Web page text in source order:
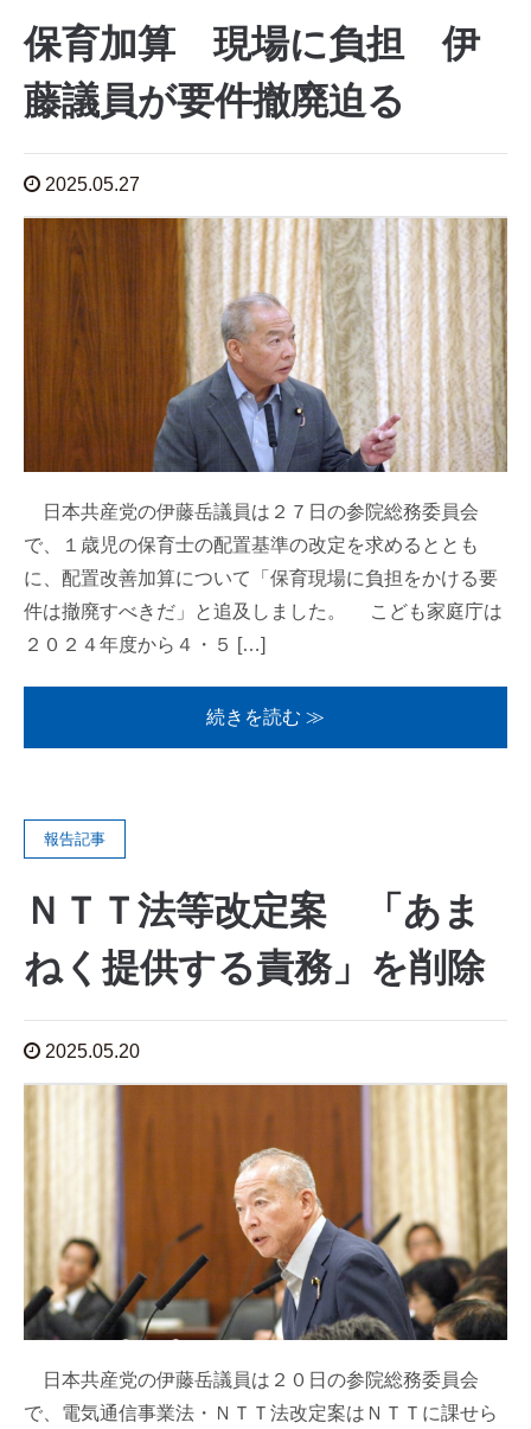
保育加算 現場に負担 伊
藤議員が要件撤廃迫る
2025.05.27
日本共産党の伊藤岳議員は２７日の参院総務委員会
で、１歳児の保育士の配置基準の改定を求めるととも
に、配置改善加算について「保育現場に負担をかける要
件は撤廃すべきだ」と追及しました。 こども家庭庁は
２０２４年度から４・５ […]
続きを読む ≫
報告記事
ＮＴＴ法等改定案 「あま
ねく提供する責務」を削除
2025.05.20
日本共産党の伊藤岳議員は２０日の参院総務委員会
で、電気通信事業法・ＮＴＴ法改定案はＮＴＴに課せら